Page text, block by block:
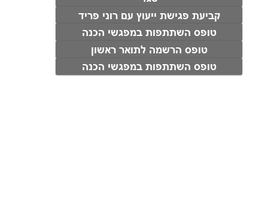
קביעת פגישת ייעוץ עם רוני פריד
טופס השתתפות במפגשי הכנה
טופס הרשמה לתואר ראשון
טופס השתתפות במפגשי הכנה